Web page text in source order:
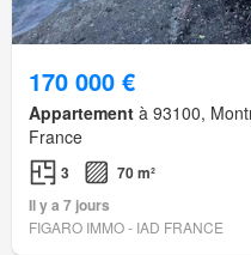
170 000 €
Appartement à 93100,
France
3
70 m²
Il y a 7 jours
FIGARO IMMO - IAD FRANCE